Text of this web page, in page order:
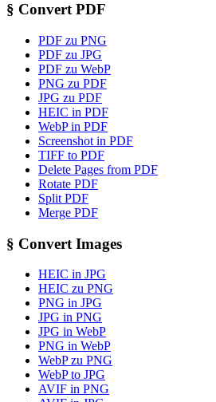
§ Convert PDF
PDF zu PNG
PDF zu JPG
PDF zu WebP
PNG zu PDF
JPG zu PDF
HEIC in PDF
WebP in PDF
Screenshot in PDF
TIFF to PDF
Delete Pages from PDF
Rotate PDF
Split PDF
Merge PDF
§ Convert Images
HEIC in JPG
HEIC zu PNG
PNG in JPG
JPG in PNG
JPG in WebP
PNG in WebP
WebP zu PNG
WebP to JPG
AVIF in PNG